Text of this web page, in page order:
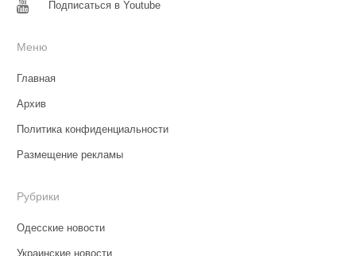
Подписаться в Youtube
Меню
Главная
Архив
Политика конфиденциальности
Размещение рекламы
Рубрики
Одесские новости
Украинские новости